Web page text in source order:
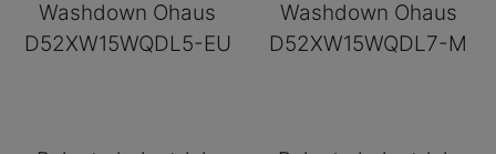
Washdown Ohaus
D52XW15WQDL5-EU
Washdown Ohaus
D52XW15WQDL7-M